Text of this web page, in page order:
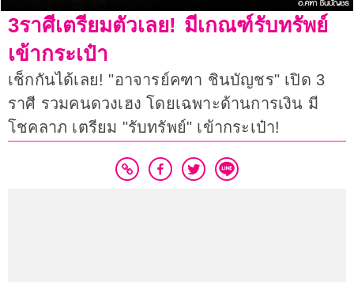
3ราศีเตรียมตัวเลย! มีเกณฑ์รับทรัพย์
เข้ากระเป๋า
เช็กกันได้เลย! "อาจารย์คฑา ชินบัญชร" เปิด 3
ราศี รวมคนดวงเฮง โดยเฉพาะด้านการเงิน มี
โชคลาภ เตรียม "รับทรัพย์" เข้ากระเป๋า!